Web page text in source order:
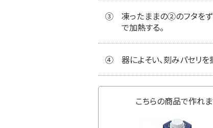
③
凍ったままの②のフタを
で加熱する。
④ 器によそい、刻みパセリを
こちらの商品で作れ